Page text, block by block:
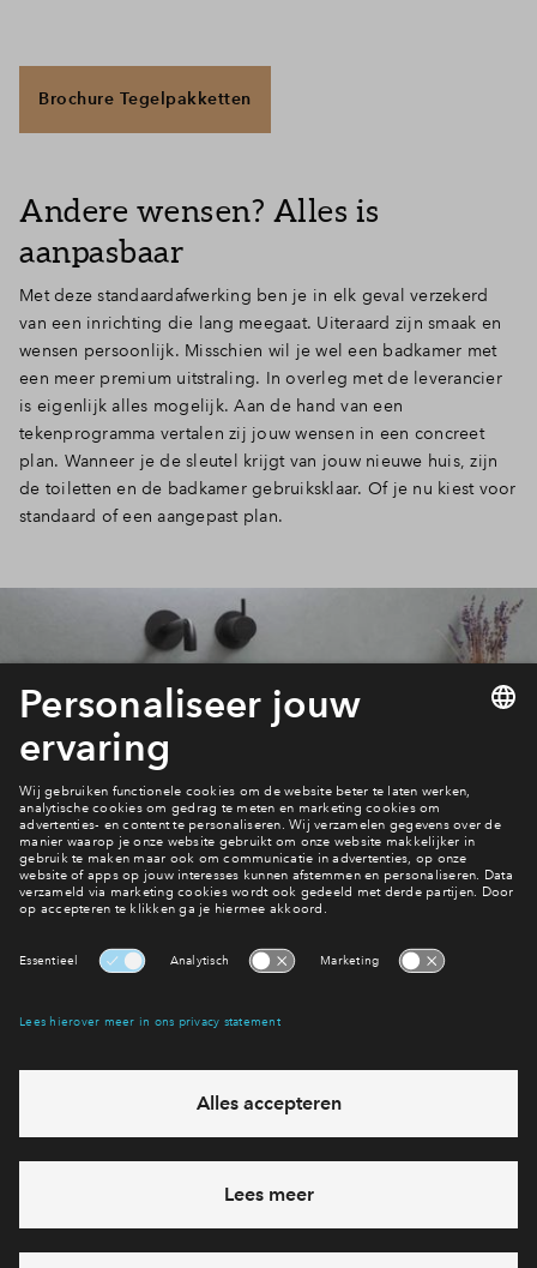
Brochure Tegelpakketten
Andere wensen? Alles is
aanpasbaar
Met deze standaardafwerking ben je in elk geval verzekerd
van een inrichting die lang meegaat. Uiteraard zijn smaak en
wensen persoonlijk. Misschien wil je wel een badkamer met
een meer premium uitstraling. In overleg met de leverancier
is eigenlijk alles mogelijk. Aan de hand van een
tekenprogramma vertalen zij jouw wensen in een concreet
plan. Wanneer je de sleutel krijgt van jouw nieuwe huis, zijn
de toiletten en de badkamer gebruiksklaar. Of je nu kiest voor
standaard of een aangepast plan.
Keuze gemaakt?
Bekijk de woningen van Het Eiland
Interesse? Meld je dan snel aan
Hiermee blijf je op de hoogte van het belangrijkste nieuws en
Ja, ik wil mij aanmelden
Heb je een vraag en wil je direct antwoord? Bel ons op
71 22 660